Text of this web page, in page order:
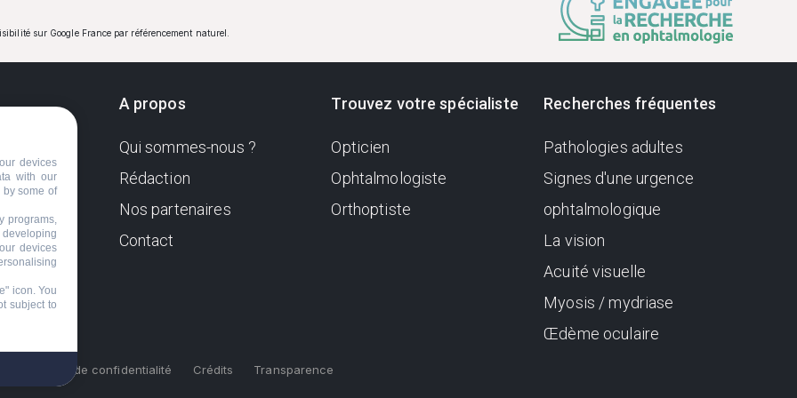
sur Google France par référencement naturel.
Sa
A propos
Qui sommes-nous ?
Rédaction
Nos partenaires
Contact
Trouvez votre spécialiste
Opticien
Ophtalmologiste
Orthoptiste
Recherches fréquentes
Pathologies adultes
Signes d'une urgence
ophtalmologique
La vision
Acuité visuelle
Myosis / mydriase
Œdème oculaire
Politique de confidentialité Crédits Transparence
devices
with our
some of
programs,
developing
devices
icon. You
subject to